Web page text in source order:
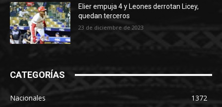
Elier empuja 4 y Leones derrotan Licey,
quedan terceros
23 de diciembre de 2023
CATEGORÍAS
Nacionales
1372